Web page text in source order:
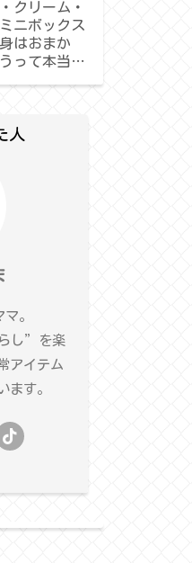
クリーム・
ニボックス
はおまか
って本当？
人
。
し”を楽
アイテム
ます。